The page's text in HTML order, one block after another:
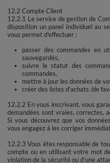
12.2 Compte Client
12.2.1 Le service de gestion de
disposition un panel individuel au
vous permet d'effectuer :
passer des commandes en
sauvegardés,
suivre le statut des
commandes,
mettre à jour les données de
créer des listes d'achats /de
12.2.2 En vous inscrivant, vous
demandées sont vraies, correctes,
Si vous découvrez que vos
vous engagez à les corriger
12.2.3 Vous êtes responsable de
compte ou en utilisant votre mot
violation de la sécurité ou d’une